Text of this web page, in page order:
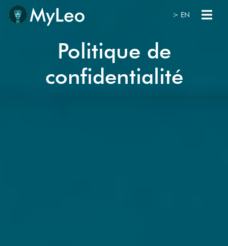
> EN
Politique de
confidentialité